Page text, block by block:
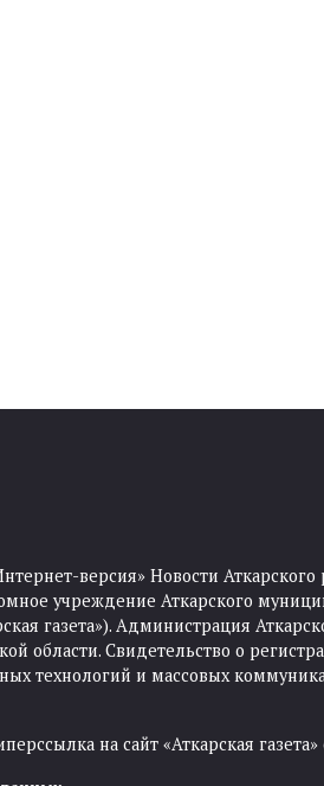
версия» Новости
учреждение Аткарского
газета»). Администрация
области. Свидетельство о
технологий и массовых
на сайт «Аткарская газета»